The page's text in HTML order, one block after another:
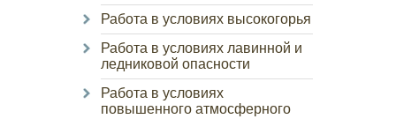
Работа в условиях высокогорья
Работа в условиях лавинной и
ледниковой опасности
Работа в условиях
повышенного атмосферного